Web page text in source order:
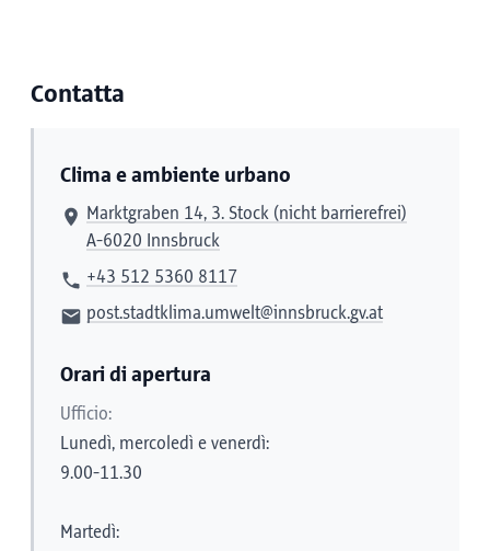
Contatta
Clima e ambiente urbano
Marktgraben 14, 3. Stock (nicht barrierefrei)
A-6020 Innsbruck
+43 512 5360 8117
post.stadtklima.umwelt@innsbruck.gv.at
Orari di apertura
Ufficio:
Lunedì, mercoledì e venerdì:
9.00-11.30
Martedì: